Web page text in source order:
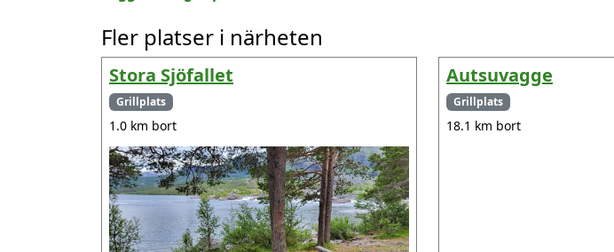
Fler platser i närheten
Stora Sjöfallet
Grillplats
1.0 km bort
Autsuvagge
Grillplats
18.1 km bort